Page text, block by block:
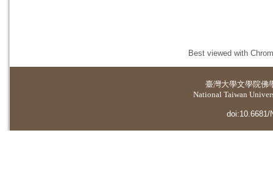
Best viewed with
臺灣大學文學院佛
National Taiwan
doi:10.6681/